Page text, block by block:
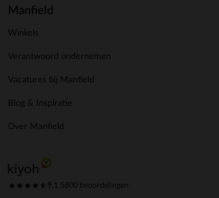
Manfield
Winkels
Verantwoord ondernemen
Vacatures bij Manfield
Blog & Inspiratie
Over Manfield
9.1 5800 beoordelingen